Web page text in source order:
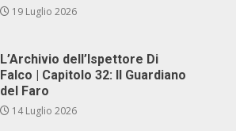
19 Luglio 2026
L’Archivio dell’Ispettore Di
Falco | Capitolo 32: Il Guardiano
del Faro
14 Luglio 2026